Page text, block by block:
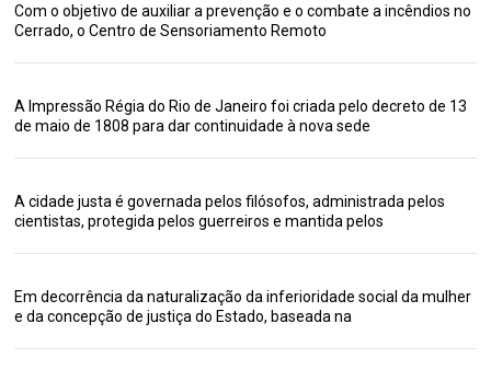
Com o objetivo de auxiliar a prevenção e o combate a incêndios no
Cerrado, o Centro de Sensoriamento Remoto
A Impressão Régia do Rio de Janeiro foi criada pelo decreto de 13
de maio de 1808 para dar continuidade à nova sede
A cidade justa é governada pelos filósofos, administrada pelos
cientistas, protegida pelos guerreiros e mantida pelos
Em decorrência da naturalização da inferioridade social da mulher
e da concepção de justiça do Estado, baseada na